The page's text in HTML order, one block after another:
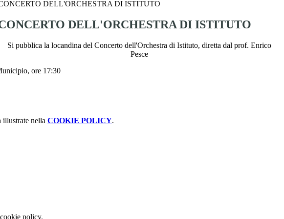
DELL'ORCHESTRA DI ISTITUTO
DELL'ORCHESTRA DI ISTITUTO
Si pubblica la locandina del Concerto dell'Orchestra di Istituto, diretta dal prof. Enrico
Pesce
ore 17:30
illustrate nella COOKIE POLICY.
policy.